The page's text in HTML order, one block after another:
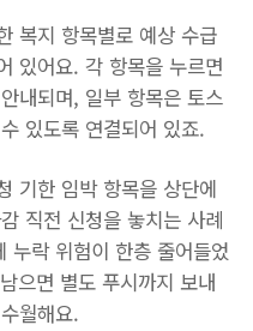
복지 항목별로 예상 수급
있어요. 각 항목을 누르면
내되며, 일부 항목은 토스
있도록 연결되어 있죠.
기한 임박 항목을 상단에
직전 신청을 놓치는 사례
누락 위험이 한층 줄어들었
으면 별도 푸시까지 보내
월해요.